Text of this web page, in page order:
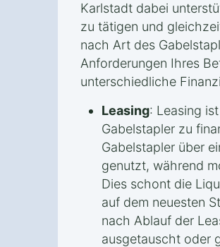
Karlstadt dabei
zu tätigen und
nach Art des
Anforderungen Ihres
unterschiedliche
Leasing: Leasing
Gabelstapler zu
Gabelstapler über
genutzt, während
Dies schont die
auf dem neuesten
nach Ablauf der
ausgetauscht oder